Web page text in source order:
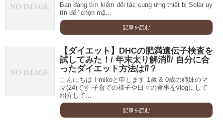
Bạn đang tìm kiếm đối tác cung ứng thiết bị Solar uy
tín để "chọn mặ...
記事を読む
【ダイエット】DHCの肥満遺伝子検査を
試してみた！/ 年末太り解消⁉︎/ 自分に合
ったダイエット方法は⁇？
こんにちは！mikoと申します 1歳 & 0歳の姉妹のマ
マ(24)です 子育ての様子や日々の食事をvlogにして
紹介して...
記事を読む